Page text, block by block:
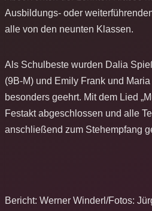
Ausbildungs- oder
alle von den neunten Klassen.
Als Schulbeste wurden Dalia
(9B-M) und Emily Frank und
besonders geehrt. Mit dem Lied
Festakt abgeschlossen und alle
anschließend zum Stehempfang
Bericht: Werner Winderl/Fotos: